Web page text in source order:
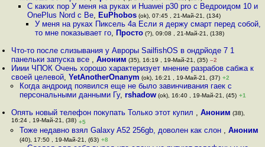
С каких пор У меня на руках и Huawei p30 pro с Ведроидом 10 и
OnePlus Nord с Ве, EuPhobos(ok), 07:45 , 21-Май-21, (134)
У меня на руках Пиксель 4а Если я держу смарт перед собой,
то мне показывает го, Просто (?), 09:08 , 21-Май-21, (138)
Что-то после слизывания у Авроры SailfishOS в ондрйоде 7 1
панельки запуска все ,Аноним (35), 16:19 , 19-Май-21, (35) –2
Ииии ЧПОК Очень хорошо характеризует мнение разрабов сабжа к
своей целевой,YetAnotherOnanym (ok), 16:21 , 19-Май-21, (37) +2
Когда андроид появился еще не было завинчивания гаек с
персональными данными Гу, rshadow(ok), 16:40 , 19-Май-21, (45) +1
Опять новый телефон покупать Только этот купил ,Аноним (38),
16:24 , 19-Май-21, (38) +5
Тоже недавно взял Galaxy A52 256gb, доволен как слон , Аноним
(40), 17:50 , 19-Май-21, (63) +8